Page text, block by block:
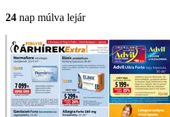
24 nap múlva lejár